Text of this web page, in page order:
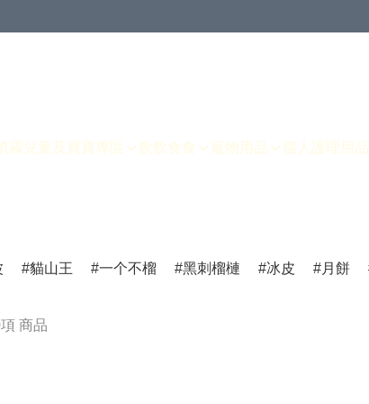
霧 兒童及寶寶專區 飲飲食食 寵物用品 個人護理用品
貓山王 一个不榴 黑刺榴槤 冰皮 月餅
商品